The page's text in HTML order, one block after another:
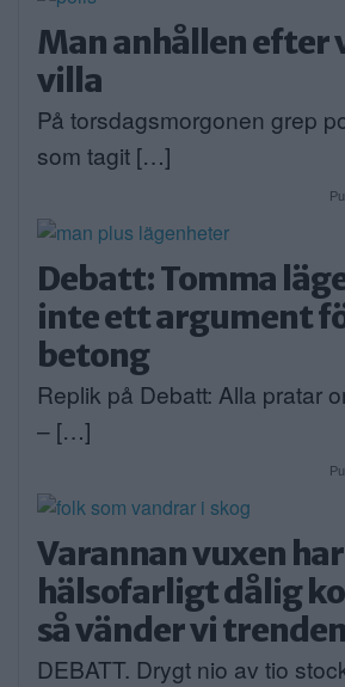
Man anhållen efter
villa
På torsdagsmorgonen grep
som tagit […]
Debatt: Tomma
inte ett argument
betong
Replik på Debatt: Alla pratar
– […]
Varannan vuxen har
hälsofarligt dålig
så vänder vi trenden
DEBATT. Drygt nio av tio